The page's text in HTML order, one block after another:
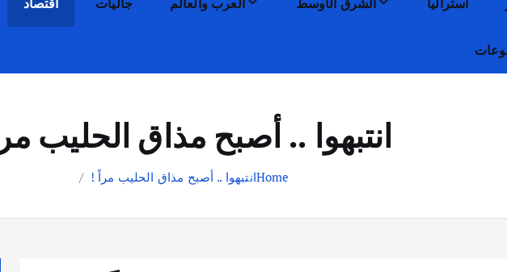
انتبهوا .. أصبح مذاق الحليب
Homeانتبهوا .. أصبح مذاق الحليب مراً !